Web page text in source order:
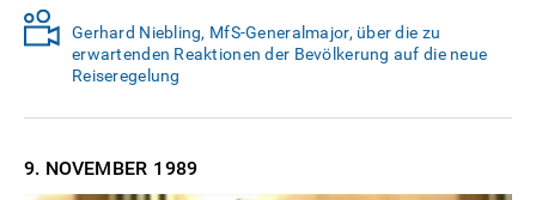
Gerhard Niebling, MfS-Generalmajor, über die zu
erwartenden Reaktionen der Bevölkerung auf die neue
Reiseregelung
9. NOVEMBER 1989